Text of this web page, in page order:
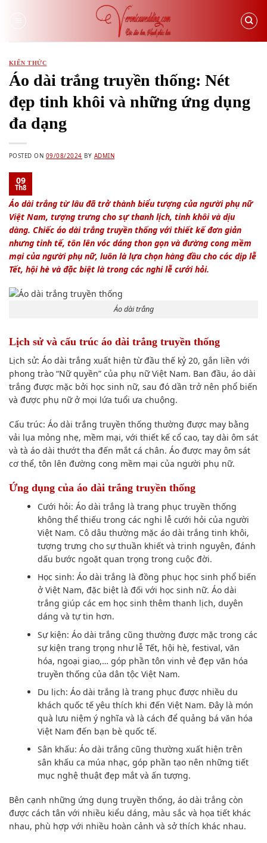
KIẾN THỨC
Áo dài trắng truyền thống: Nét
đẹp tinh khôi và những ứng dụng
đa dạng
POSTED ON 09/08/2024 BY ADMIN
09
Th8
Áo dài trắng từ lâu đã trở thành biểu tượng của người phụ nữ
Việt Nam, tượng trưng cho sự thanh lịch, tinh khôi và dịu
dàng. Chiếc áo dài trắng truyền thống với thiết kế đơn giản
nhưng tinh tế, tôn lên vóc dáng thon gọn và đường cong mềm
mại của người phụ nữ, luôn là lựa chọn hàng đầu cho các dịp lễ
Tết, hội hè và đặc biệt là trong các nghi lễ cưới hỏi.
Áo dài trắng
Lịch sử và cấu trúc áo dài trắng truyền thống
Lịch sử: Áo dài trắng xuất hiện từ đầu thế kỷ 20, gắn liền với
phong trào “Nữ quyền” của phụ nữ Việt Nam. Ban đầu, áo dài
trắng được mặc bởi học sinh nữ, sau đó dần trở nên phổ biến
và được phụ nữ ở mọi lứa tuổi ưa chuộng.
Cấu trúc: Áo dài trắng truyền thống thường được may bằng
vải lụa mỏng nhẹ, mềm mại, với thiết kế cổ cao, tay dài ôm sát
và tà áo dài thướt tha đến mắt cá chân. Áo được may ôm sát
cơ thể, tôn lên đường cong mềm mại của người phụ nữ.
Ứng dụng của áo dài trắng truyền thống
Cưới hỏi: Áo dài trắng là trang phục truyền thống
không thể thiếu trong các nghi lễ cưới hỏi của người
Việt Nam. Cô dâu thường mặc áo dài trắng tinh khôi,
tượng trưng cho sự thuần khiết và trinh nguyên, đánh
dấu bước ngoặt quan trọng trong cuộc đời.
Học sinh: Áo dài trắng là đồng phục học sinh phổ biến
ở Việt Nam, đặc biệt là đối với học sinh nữ. Áo dài
trắng giúp các em học sinh thêm thanh lịch, duyên
dáng và tự tin hơn.
Sự kiện: Áo dài trắng cũng thường được mặc trong các
sự kiện trang trọng như lễ Tết, hội hè, festival, văn
hóa, ngoại giao,… góp phần tôn vinh vẻ đẹp văn hóa
truyền thống của dân tộc Việt Nam.
Du lịch: Áo dài trắng là trang phục được nhiều du
khách quốc tế yêu thích khi đến Việt Nam. Đây là món
quà lưu niệm ý nghĩa và là cách để quảng bá văn hóa
Việt Nam đến bạn bè quốc tế.
Sân khấu: Áo dài trắng cũng thường xuất hiện trên
sân khấu ca múa nhạc, góp phần tạo nên những tiết
mục nghệ thuật đẹp mắt và ấn tượng.
Bên cạnh những ứng dụng truyền thống, áo dài trắng còn
được cách tân với nhiều kiểu dáng, màu sắc và họa tiết khác
nhau, phù hợp với nhiều hoàn cảnh và sở thích khác nhau.